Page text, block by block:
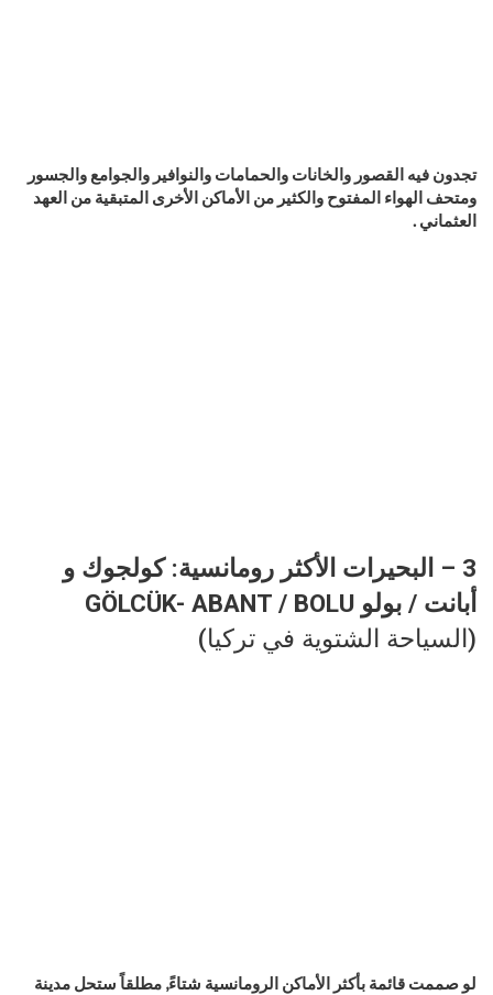
تجدون فيه القصور والخانات والحمامات والنوافير والجوامع والجسور
ومتحف الهواء المفتوح والكثير من الأماكن الأخرى المتبقية من العهد
العثماني .
3 – البحيرات الأكثر رومانسية: كولجوك و
أبانت / بولو GÖLCÜK- ABANT / BOLU
(السياحة الشتوية في تركيا)
لو صممت قائمة بأكثر الأماكن الرومانسية شتاءً, مطلقاً ستحل مدينة